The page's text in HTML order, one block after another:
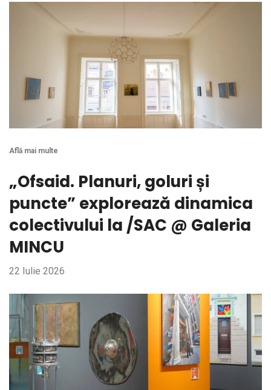
Află mai multe
„Ofsaid. Planuri, goluri și
puncte” explorează dinamica
colectivului la /SAC @ Galeria
MINCU
22 Iulie 2026